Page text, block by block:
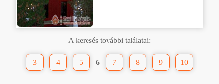
A keresés további találatai:
3 4 5 6 7 8 9 10